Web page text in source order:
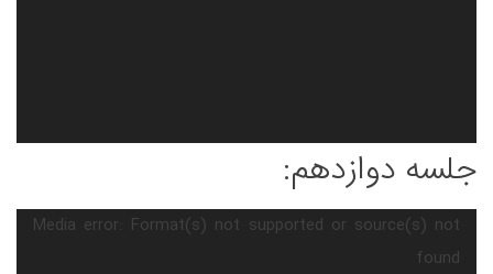
جلسه دوازدهم:
نمایشگر
Media error: Format(s) not supported or source(s) not
found